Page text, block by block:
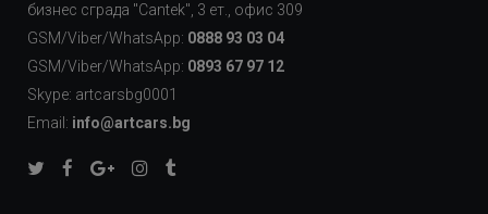
бизнес сграда "Cаntek", 3 ет., офис 309
GSM/Viber/WhatsApp: 0888 93 03 04
GSM/Viber/WhatsApp: 0893 67 97 12
Skype: artcarsbg0001
Email: info@artcars.bg